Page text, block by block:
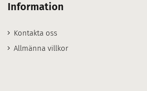
Information
Kontakta oss
Allmänna villkor